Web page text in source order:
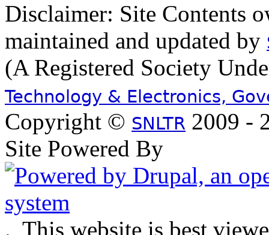
Disclaimer: Site Contents
maintained and updated by
(A Registered Society
Technology & Electronics,
Copyright © SNLTR 2009 -
Site Powered By
. This website is best